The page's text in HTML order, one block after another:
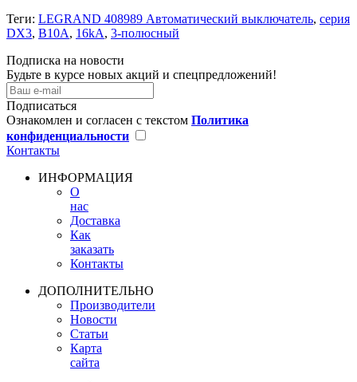
Теги: LEGRAND 408989 Автоматический выключатель, серия
DX3, B10A, 16kA, 3-полюсный
Подписка на новости
Будьте в курсе новых акций и спецпредложений!
Подписаться
Ознакомлен и согласен с текстом Политика
конфиденциальности
Контакты
ИНФОРМАЦИЯ
О
нас
Доставка
Как
заказать
Контакты
ДОПОЛНИТЕЛЬНО
Производители
Новости
Статьи
Карта
сайта